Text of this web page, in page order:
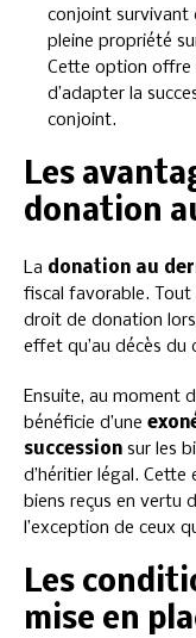
conjoint survivant
pleine propriété
Cette option offre
d’adapter la
conjoint.
Les
donation
La donation au
fiscal favorable. Tout
droit de donation lors
effet qu’au décès du
Ensuite, au moment
bénéficie d’une
succession sur les
d’héritier légal. Cette
biens reçus en vertu
l’exception de ceux
Les
mise en